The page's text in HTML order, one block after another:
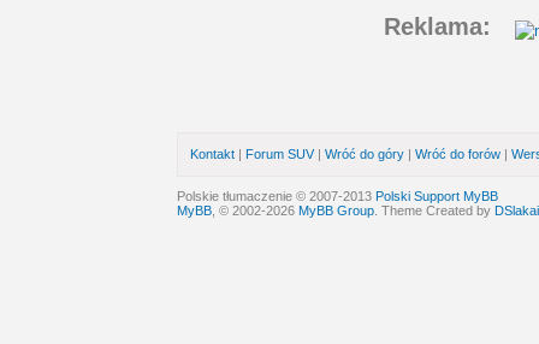
Reklama:
Kontakt | Forum SUV| Wróć do góry | Wróć do forów |
Polskie tłumaczenie © 2007-2013 Polski Support MyBB
MyBB , © 2002-2026 MyBB Group . Theme Created by